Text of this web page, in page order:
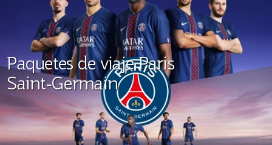
Paquetes de viaje Paris
Saint‑Germain